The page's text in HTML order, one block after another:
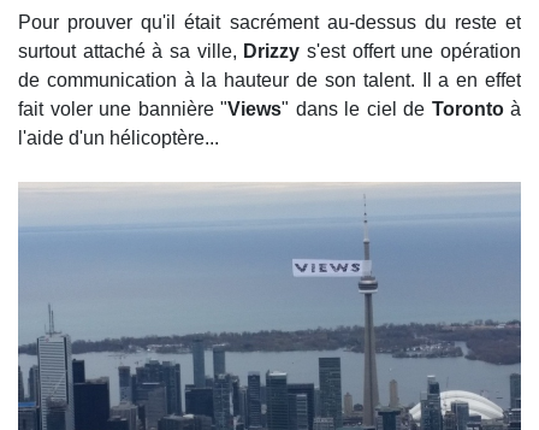
Pour prouver qu'il était sacrément au-dessus du reste et
surtout attaché à sa ville, Drizzy s'est offert une opération
de communication à la hauteur de son talent. Il a en effet
fait voler une bannière "Views" dans le ciel de Torontoà
l'aide d'un hélicoptère...